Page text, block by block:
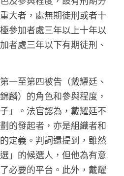
大者，處無期徒刑或者十
參加者處三年以上十年以
者處三年以下有期徒刑、
一至第四被告（戴耀廷、
麟）的角色和參與程度，
」。法官認為，戴耀廷不
的發起者，亦是組織者和
定義。判詞還提到，雖然
」的候選人，但他為有意
必要的平台。此外，戴耀